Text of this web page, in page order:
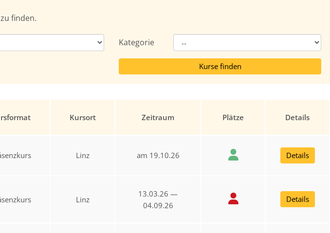
finden.
Kategorie
Kursort Zeitraum Plätze Details
Linz am 19.10.26 Details
Linz
13.03.26 —
04.09.26
Details